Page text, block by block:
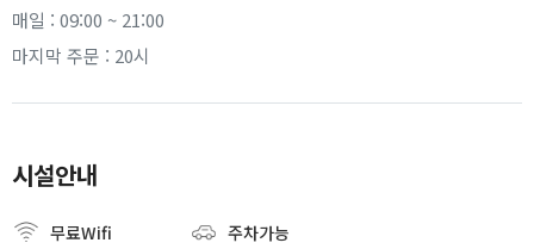
매일 : 09:00 ~ 21:00
마지막 주문 : 20시
시설안내
무료Wifi 주차가능